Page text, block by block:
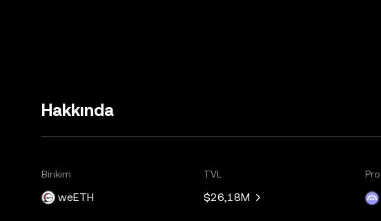
Hakkında
Birikim
weETH
TVL
$26,18M